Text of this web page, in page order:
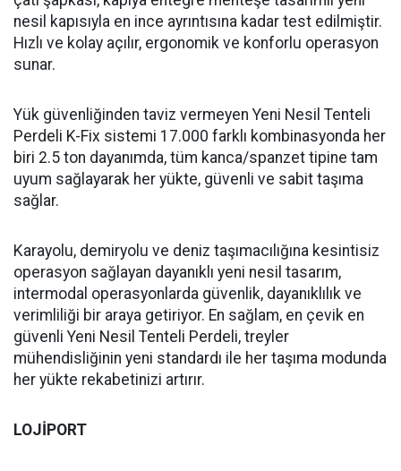
nesil kapısıyla en ince ayrıntısına kadar test edilmiştir.
Hızlı ve kolay açılır, ergonomik ve konforlu operasyon
sunar.
Yük güvenliğinden taviz vermeyen Yeni Nesil Tenteli
Perdeli K-Fix sistemi 17.000 farklı kombinasyonda her
biri 2.5 ton dayanımda, tüm kanca/spanzet tipine tam
uyum sağlayarak her yükte, güvenli ve sabit taşıma
sağlar.
Karayolu, demiryolu ve deniz taşımacılığına kesintisiz
operasyon sağlayan dayanıklı yeni nesil tasarım,
intermodal operasyonlarda güvenlik, dayanıklılık ve
verimliliği bir araya getiriyor. En sağlam, en çevik en
güvenli Yeni Nesil Tenteli Perdeli, treyler
mühendisliğinin yeni standardı ile her taşıma modunda
her yükte rekabetinizi artırır.
LOJİPORT